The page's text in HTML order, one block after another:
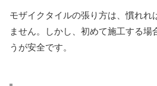
モザイクタイルの張り方は、慣れれ
ません。しかし、初めて施工する場
うが安全です。